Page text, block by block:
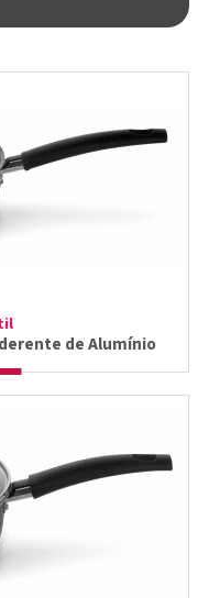
de Alumínio